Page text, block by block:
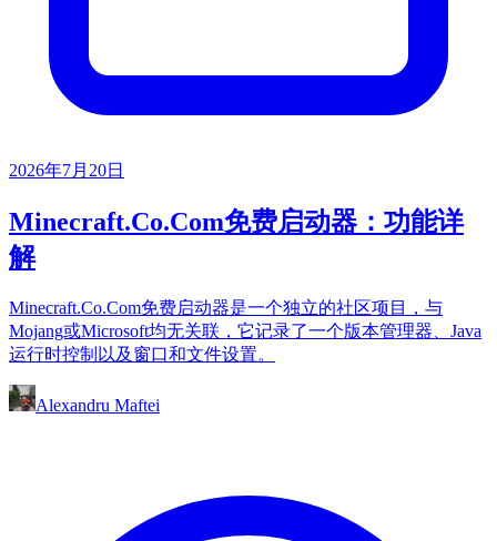
2026年7月20日
Minecraft.Co.Com免费启动器：功能详
解
Minecraft.Co.Com免费启动器是一个独立的社区项目，与
Mojang或Microsoft均无关联，它记录了一个版本管理器、Java
运行时控制以及窗口和文件设置。
Alexandru Maftei